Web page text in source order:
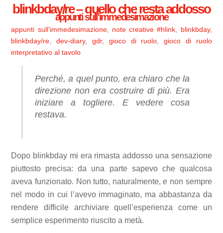
blinkbday/re – quello che resta addosso
appunti sull'immedesimazione
appunti sull’immedesimazione, note creative #hlink, blinkbday,
blinkbday/re,dev-diary, gdr, gioco di ruolo,gioco di ruolo
interpretativo al tavolo
Perché, a quel punto, era chiaro che la
direzione non era costruire di più. Era
iniziare a togliere. E vedere cosa
restava.
Dopo blinkbday mi era rimasta addosso una sensazione
piuttosto precisa: da una parte sapevo che qualcosa
aveva funzionato. Non tutto, naturalmente, e non sempre
nel modo in cui l’avevo immaginato, ma abbastanza da
rendere difficile archiviare quell’esperienza come un
semplice esperimento riuscito a metà.